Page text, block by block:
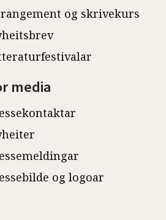
og skrivekurs
media
og logoar